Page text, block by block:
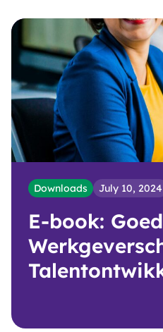
Downloads July 10, 2024
E-book: Goed